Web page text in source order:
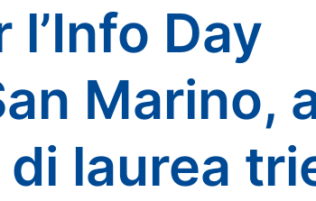
Day
Marino,
laurea